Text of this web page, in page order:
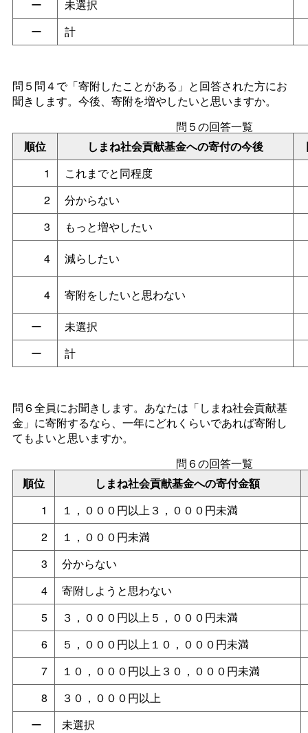
ー
未選択
ー
計
問５問４で「寄附したことがある」と回答された方にお
聞きします。今後、寄附を増やしたいと思いますか。
問５の回答一覧
順位
しまね社会貢献基金への寄付の今後
1
これまでと同程度
2
分からない
3
もっと増やしたい
4
減らしたい
4
寄附をしたいと思わない
ー
未選択
ー
計
問６全員にお聞きします。あなたは「しまね社会貢献基
金」に寄附するなら、一年にどれくらいであれば寄附し
てもよいと思いますか。
問６の回答一覧
順位
しまね社会貢献基金への寄付金額
1
１，０００円以上３，０００円未満
2
１，０００円未満
3
分からない
4
寄附しようと思わない
5
３，０００円以上５，０００円未満
6
５，０００円以上１０，０００円未満
7
１０，０００円以上３０，０００円未満
8
３０，０００円以上
ー
未選択